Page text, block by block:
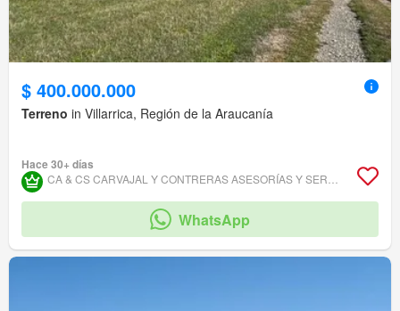
$ 400.000.000
Terreno in Villarrica, Región de la Araucanía
Hace 30+ días
WhatsApp